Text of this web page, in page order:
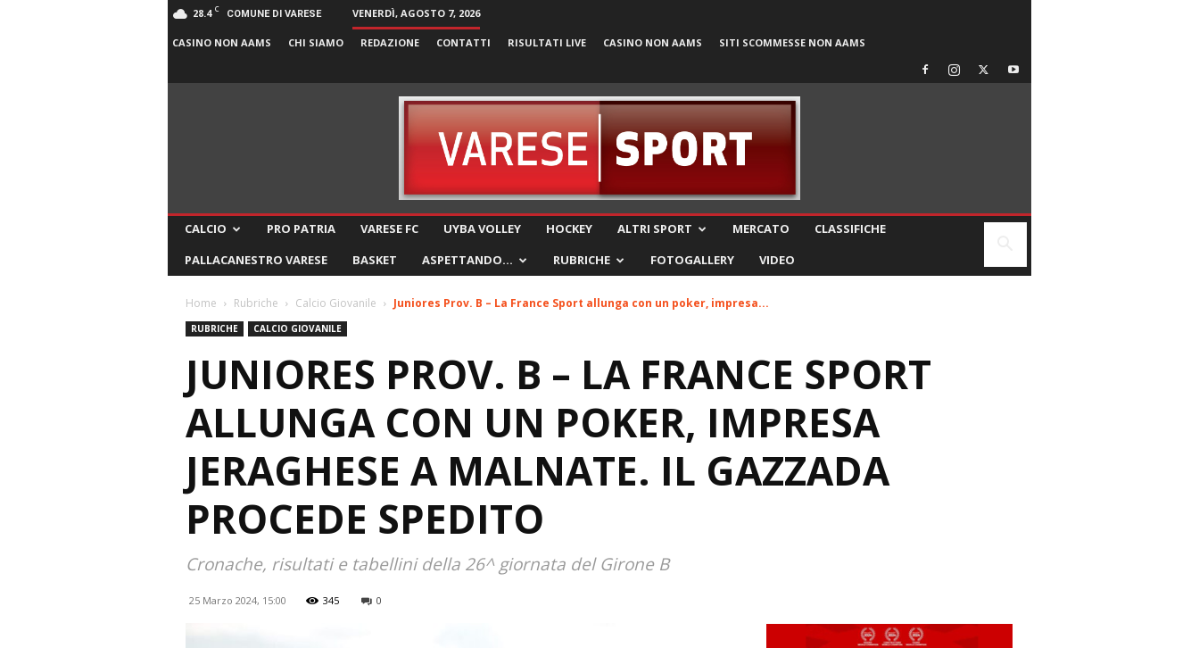
28.4 C COMUNE DI VARESE VENERDÌ, AGOSTO 7, 2026
CASINO NON AAMS CHI SIAMO REDAZIONE CONTATTI RISULTATI LIVE CASINO NON AAMS SITI SCOMMESSE NON AAMS
CALCIO PRO PATRIA VARESE FC UYBA VOLLEY HOCKEY ALTRI SPORT MERCATO
CLASSIFICHE
PALLACANESTRO VARESE
BASKET ASPETTANDO… RUBRICHE FOTOGALLERY VIDEO
Home Rubriche Calcio Giovanile Juniores Prov. B – La France Sport allunga con un poker, impresa...
RUBRICHE CALCIO GIOVANILE
JUNIORES PROV. B – LA FRANCE SPORT
ALLUNGA CON UN POKER, IMPRESA
JERAGHESE A MALNATE. IL GAZZADA
PROCEDE SPEDITO
Cronache, risultati e tabellini della 26^ giornata del Girone B
25 Marzo 2024, 15:00 345 0